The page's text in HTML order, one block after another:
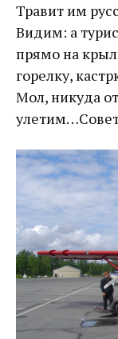
Травит им
Видим: а
прямо на
горелку,
Мол, никуда